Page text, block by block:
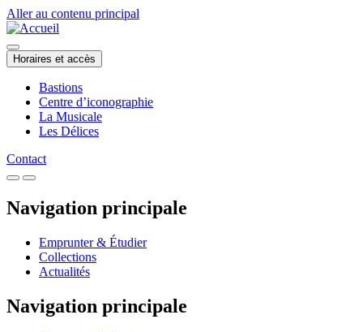
Aller au contenu principal
Horaires et accès
Bastions
Centre d’iconographie
La Musicale
Les Délices
Contact
Navigation principale
Emprunter & Étudier
Collections
Actualités
Navigation principale